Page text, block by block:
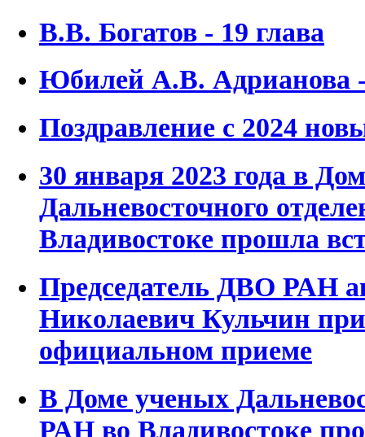
В.В. Богатов - 19 глава
Юбилей А.В. Адрианова -
Поздравление с 2024
30 января 2023 года в
Дальневосточного
Владивостоке прошла
Председатель ДВО РАН
Николаевич Кульчин
официальном приеме
В Доме ученых
РАН во Владивостоке